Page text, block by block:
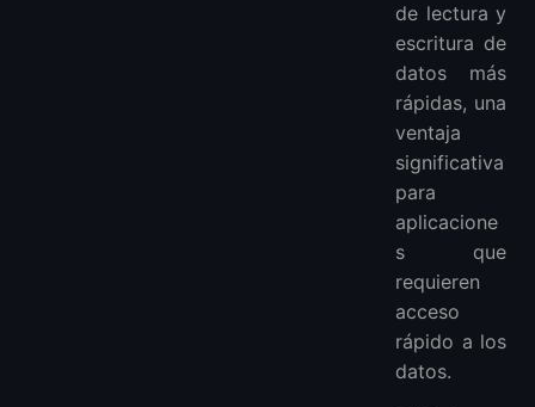
de lectura y
escritura de
datos más
rápidas, una
ventaja
significativa
para
aplicacione
s que
requieren
acceso
rápido a los
datos.